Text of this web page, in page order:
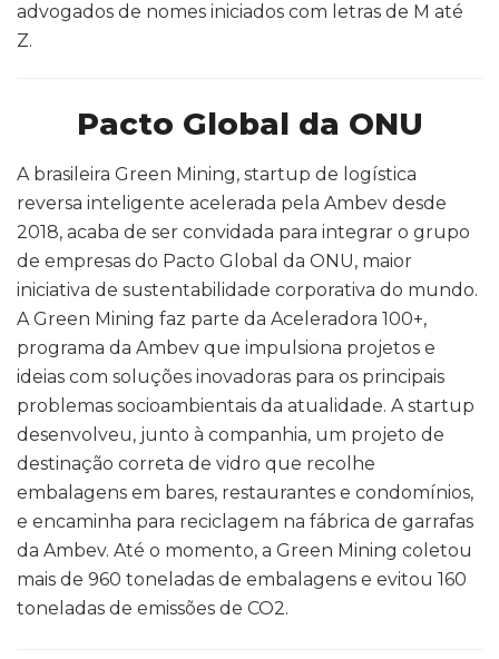
advogados de nomes iniciados com letras de M até
Z.
Pacto Global da ONU
A brasileira Green Mining, startup de logística
reversa inteligente acelerada pela Ambev desde
2018, acaba de ser convidada para integrar o grupo
de empresas do Pacto Global da ONU, maior
iniciativa de sustentabilidade corporativa do mundo.
A Green Mining faz parte da Aceleradora 100+,
programa da Ambev que impulsiona projetos e
ideias com soluções inovadoras para os principais
problemas socioambientais da atualidade. A startup
desenvolveu, junto à companhia, um projeto de
destinação correta de vidro que recolhe
embalagens em bares, restaurantes e condomínios,
e encaminha para reciclagem na fábrica de garrafas
da Ambev. Até o momento, a Green Mining coletou
mais de 960 toneladas de embalagens e evitou 160
toneladas de emissões de CO2.